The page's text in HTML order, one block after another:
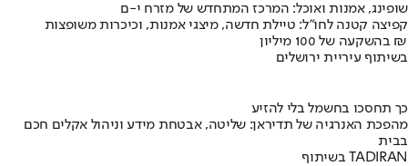
שופינג, אמנות ואוכל: המרכז המתחדש של מזרח י-ם
קפיצה קטנה לחו"ל: טיילת חדשה, מיצגי אמנות, וכיכרות משופצות
בהשקעה של 100 מיליון ₪
בשיתוף עיריית ירושלים
כך תחסכו בחשמל בלי להזיע
מהפכת האנרגיה של תדיראן: שליטה, אבטחת מידע וניהול אקלים חכם
בבית
בשיתוף TADIRAN